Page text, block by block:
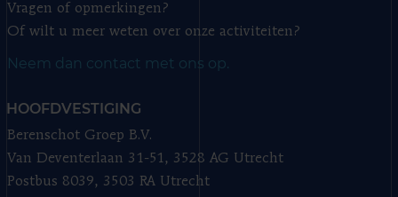
Vragen of opmerkingen?
Of wilt u meer weten over onze activiteiten?
Neem dan contact met ons op.
HOOFDVESTIGING
Berenschot Groep B.V.
Van Deventerlaan 31-51, 3528 AG Utrecht
Postbus 8039, 3503 RA Utrecht